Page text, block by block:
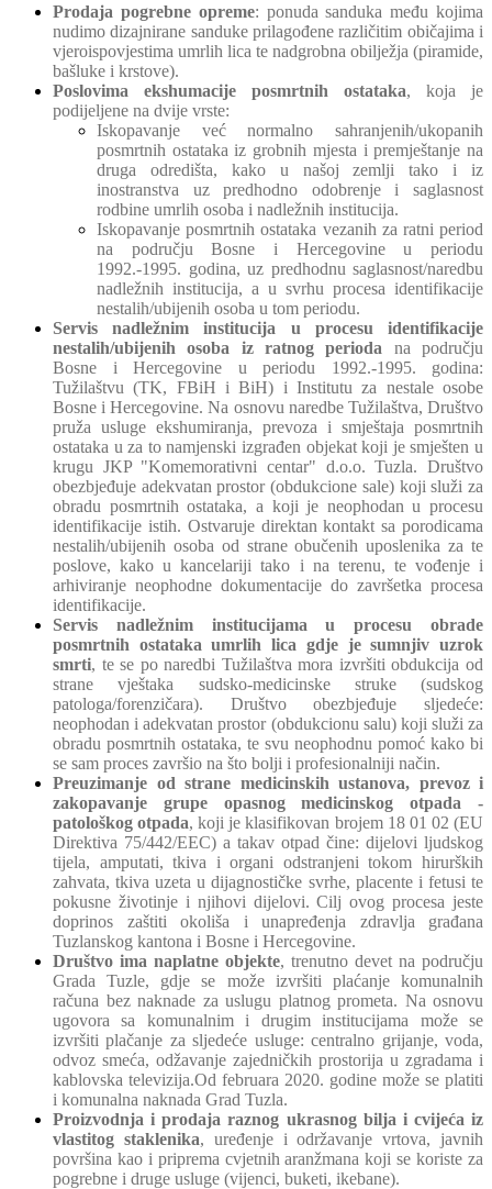
Prodaja pogrebne opreme: ponuda sanduka među kojima
nudimo dizajnirane sanduke prilagođene različitim običajima i
vjeroispovjestima umrlih lica te nadgrobna obilježja (piramide,
bašluke i krstove).
Poslovima ekshumacije posmrtnih ostataka, koja je
podijeljene na dvije vrste:
Iskopavanje već normalno sahranjenih/ukopanih
posmrtnih ostataka iz grobnih mjesta i premještanje na
druga odredišta, kako u našoj zemlji tako i iz
inostranstva uz predhodno odobrenje i saglasnost
rodbine umrlih osoba i nadležnih institucija.
Iskopavanje posmrtnih ostataka vezanih za ratni period
na području Bosne i Hercegovine u periodu
1992.-1995. godina, uz predhodnu saglasnost/naredbu
nadležnih institucija, a u svrhu procesa identifikacije
nestalih/ubijenih osoba u tom periodu.
Servis nadležnim institucija u procesu identifikacije
nestalih/ubijenih osoba
iz ratnog perioda na području
Bosne i Hercegovine u periodu 1992.-1995. godina:
Tužilaštvu (TK, FBiH i BiH) i Institutu za nestale osobe
Bosne i Hercegovine. Na osnovu naredbe Tužilaštva, Društvo
pruža usluge ekshumiranja, prevoza i smještaja posmrtnih
ostataka u za to namjenski izgrađen objekat koji je smješten u
krugu JKP "Komemorativni centar" d.o.o. Tuzla. Društvo
obezbjeđuje adekvatan prostor (obdukcione sale) koji služi za
obradu posmrtnih ostataka, a koji je neophodan u procesu
identifikacije istih. Ostvaruje direktan kontakt sa porodicama
nestalih/ubijenih osoba od strane obučenih uposlenika za te
poslove, kako u kancelariji tako i na terenu, te vođenje i
arhiviranje neophodne dokumentacije do završetka procesa
identifikacije.
Servis nadležnim institucijama u procesu obrade
posmrtnih ostataka umrlih lica gdje je sumnjiv uzrok
smrti, te se po naredbi Tužilaštva mora izvršiti obdukcija od
strane vještaka sudsko-medicinske struke (sudskog
patologa/forenzičara). Društvo obezbjeđuje sljedeće:
neophodan i adekvatan prostor (obdukcionu salu) koji služi za
obradu posmrtnih ostataka, te svu neophodnu pomoć kako bi
se sam proces završio na što bolji i profesionalniji način.
Preuzimanje od strane medicinskih ustanova, prevoz i
zakopavanje grupe opasnog medicinskog otpada -
patološkog otpada, koji je klasifikovan brojem 18 01 02 (EU
Direktiva 75/442/EEC) a takav otpad čine: dijelovi ljudskog
tijela, amputati, tkiva i organi odstranjeni tokom hirurških
zahvata, tkiva uzeta u dijagnostičke svrhe, placente i fetusi te
pokusne životinje i njihovi dijelovi. Cilj ovog procesa jeste
doprinos zaštiti okoliša i unapređenja zdravlja građana
Tuzlanskog kantona i Bosne i Hercegovine.
Društvo ima naplatne objekte, trenutno devet na području
Grada Tuzle, gdje se može izvršiti plaćanje komunalnih
računa bez naknade za uslugu platnog prometa. Na osnovu
ugovora sa komunalnim i drugim institucijama može se
izvršiti plačanje za sljedeće usluge: centralno grijanje, voda,
odvoz smeća, odžavanje zajedničkih prostorija u zgradama i
kablovska televizija.Od februara 2020. godine može se platiti
i komunalna naknada Grad Tuzla.
Proizvodnja i prodaja raznog ukrasnog bilja i cvijeća iz
vlastitog staklenika, uređenje i održavanje vrtova, javnih
površina kao i priprema cvjetnih aranžmana koji se koriste za
pogrebne i druge usluge (vijenci, buketi, ikebane).